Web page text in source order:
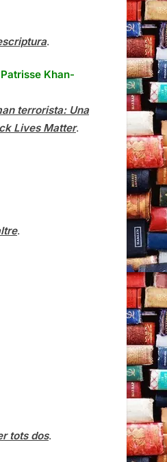
.
Khan-
terrorista: Una
Lives Matter.
.
tots dos.